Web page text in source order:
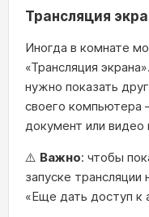
Трансляция
Иногда в комнате
«Трансляция
нужно показать
своего компьютера
документ или видео
⚠️ Важно: чтобы
запуске
«Еще дать доступ к